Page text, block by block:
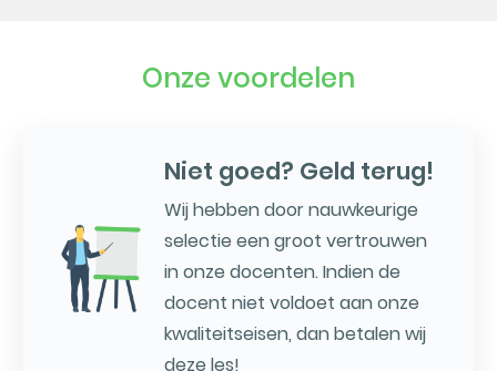
Onze voordelen
Niet goed? Geld terug!
Wij hebben door nauwkeurige
selectie een groot vertrouwen
in onze docenten. Indien de
docent niet voldoet aan onze
kwaliteitseisen, dan betalen wij
deze les!